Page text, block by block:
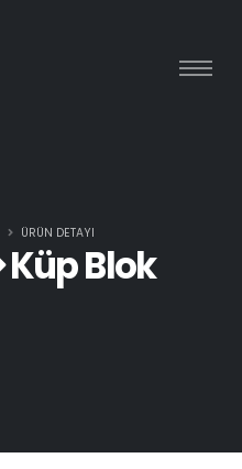
Küp Blok
ÜRÜN DETAYI